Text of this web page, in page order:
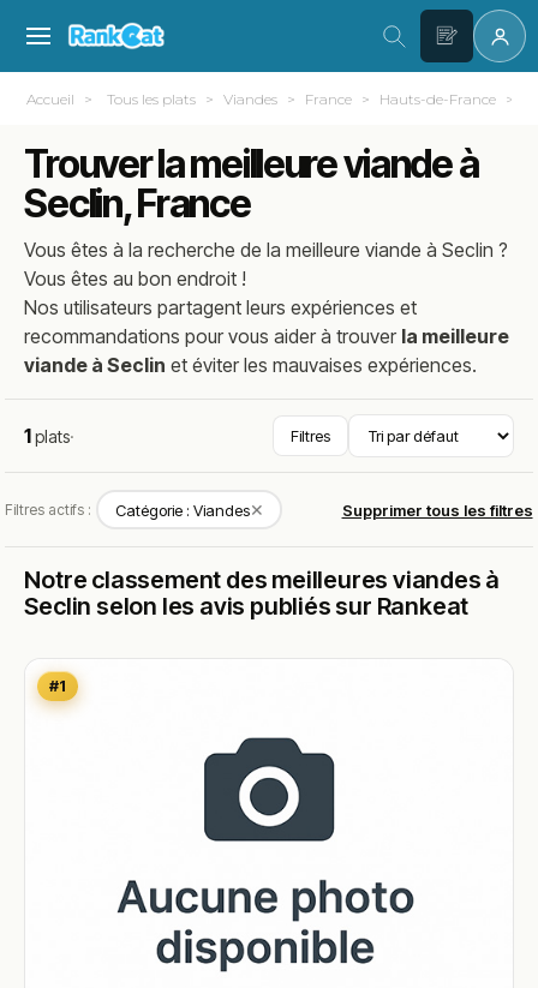
Accueil Tous les plats Viandes France Hauts-de-France
Trouver la meilleure viande à
Seclin, France
Vous êtes à la recherche de la meilleureviande àSeclin ?
Vous êtes au bon endroit !
Nos utilisateurs partagent leurs expériences et
recommandations pour vous aider à trouver la meilleure
viande à Seclin et éviter les mauvaises expériences.
1plats· Filtres
Filtres actifs : Catégorie : Viandes✕ Supprimer tous les filtres
Notre classement des meilleures viandes à
Seclin selon les avis publiés sur Rankeat
#1